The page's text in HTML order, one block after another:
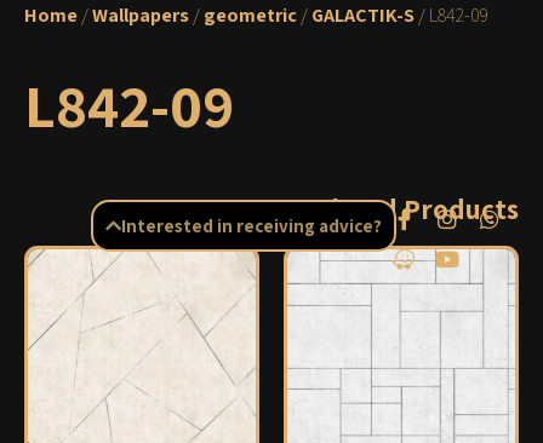
Home/Wallpapers/geometric/GALACTIK-S/ L842-09
L842-09
Related Products
Interested in receiving advice?